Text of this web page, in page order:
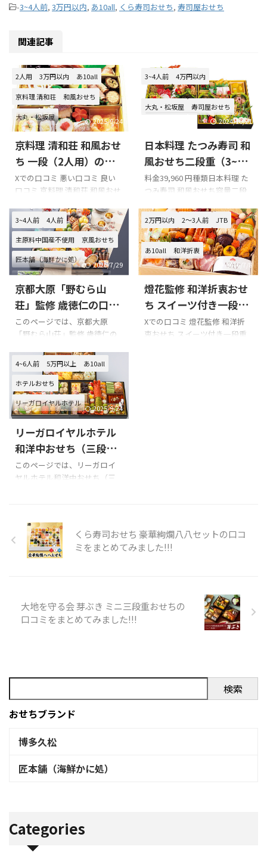
-3~4人前, 3万円以内, あ10all, くら寿司おせち, 寿司屋おせち
関連記事
2人用 3万円以内 あ10all
京料理 清和荘 和風おせち
大丸・松坂屋 2025/9/24
京料理 清和荘 和風おせ
ち 一段（2人用）の口
コミをまとめてみまし
た!!!
Xでの口コミ 悪い口コミ 良い
口コミ 京料理 清和荘 和風おせ
参考に是非どうぞ!!! 「京料理
清和荘」のXでの口コミ 今日
は、知り合いの方に京料理 清
和荘へ招待してもらいました。
和食が大好きで、薄味が好みの
方はオススメ。美味しかっ
た、満足です
pic.twitter.com/uWlt6WhkgX—
たいき (@bukkyotaiki)
October 21, 2017 京料理 清和
理食べてきた！出汁が違う、圧
倒的に！ ...
3~4人前 4万円以内
大丸・松坂屋
寿司屋おせち
2024/10/21
日本料理 たつみ寿司 和
風おせち二段重（3~4
人用）の口コミをまと
めてみました!!!
料金39,960 円種類日本料理 た
つみ寿司 和風おせち容量二段
お届け時間帯の指定はできま
せん。 Xでの口コミ 悪い口コ
ミ 良い口コミ 日本料理 たつみ
寿司 和風おせち二段重（3~4人
用）を購入の際の参考に是非
どうぞ!!! 「日本料理 たつみ寿
司 和風おせち二段重（3~4人
用）」のXでの口コミ イコラブ
の音嶋莉沙ちゃんもお勧めし
ている中洲川端にあるたつみ
3~4人前 4人前
主原料中国産不使用 京風おせち
匠本舗（海鮮かに処）
和洋折衷
2026/7/29
京都大原「野むら山
荘」監修 歳徳仁の口コ
ミをまとめてみまし
た!!!
このページでは、京都大原
「野むら山荘」監修 歳徳仁の
原「野むら山荘」監修 歳徳仁
を購入の際の参考に是非どう
ぞ!!! 京都大原「野むら山荘」監
修 歳徳仁のXでの口コミ 口コ
ミのまとめ 京都大原「野むら
山荘」監修 歳徳仁の口コミは
少ないです。 購入前は必ず楽
天・Yahoo等の口コミを確認く
ださい。 以下は京都大原「野
むら山荘」監修 歳徳仁 商品内
2万円以内 2～3人前 JTB
あ10all
和洋折衷
2026/7/8
燈花監修 和洋折衷おせ
ち スイーツ付き一段重
の口コミをまとめてみ
ました!!!
Xでの口コミ 燈花監修 和洋折
衷おせち スイーツ付き一段重
4~6人前 5万円以上 あ10all
ホテルおせち
リーガロイヤルホテル
2025/9/24
リーガロイヤルホテル
和洋中おせち（三段
重・冷蔵）の口コミを
まとめてみました!!!
このページでは、リーガロイ
ヤルホテル和洋中おせち（三
和洋中おせち（三段重）を購
入の際の参考に是非どうぞ!!! リ
ーガロイヤルホテル和洋中お
ミ リーガロイヤルホテル和洋
中おせち（三段重）の良い口
に関する口コミはありません
くら寿司おせち 豪華絢爛八八セットの口コ
ミをまとめてみました!!!
大地を守る会 芽ぶき ミニ三段重おせちの
口コミをまとめてみました!!!
検索
おせちブランド
博多久松
匠本舗（海鮮かに処）
Categories